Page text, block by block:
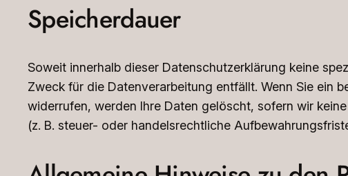
Speicherdauer
Soweit innerhalb dieser Datenschutzerklärung keine
Zweck für die Datenverarbeitung entfällt. Wenn Sie ein
widerrufen, werden Ihre Daten gelöscht, sofern wir
(z. B. steuer- oder handelsrechtliche